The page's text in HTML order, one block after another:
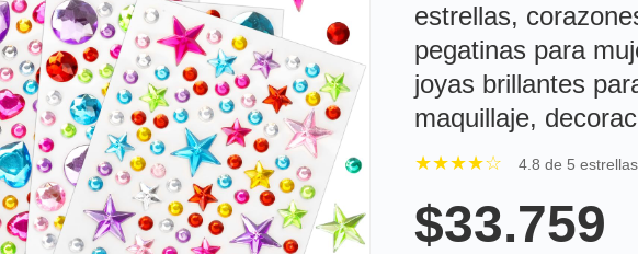
estrellas,
pegatinas para
joyas brillantes
maquillaje,
★★★★☆ 4.8 de 5
$33.759